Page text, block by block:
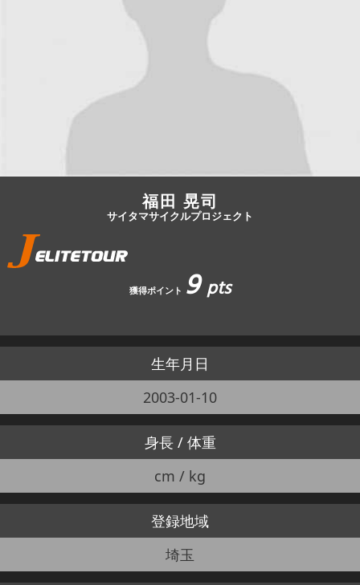
加盟・登録
エントリー
JBCF ROAD SERIESとは
福田 晃司
サイタマサイクルプロジェクト
獲得ポイント 9pts
生年月日
2003-01-10
身長 / 体重
cm / kg
登録地域
埼玉